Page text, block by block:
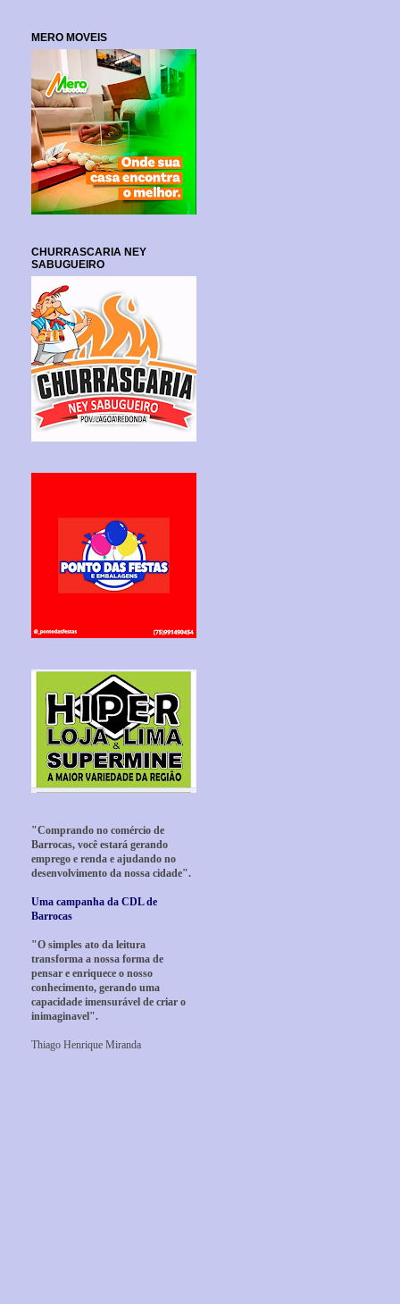
MERO MOVEIS
CHURRASCARIA NEY
SABUGUEIRO
"Comprando no comércio de
Barrocas, você estará gerando
emprego e renda e ajudando no
desenvolvimento da nossa cidade".
Uma campanha da CDL de
Barrocas
"O simples ato da leitura
transforma a nossa forma de
pensar e enriquece o nosso
conhecimento, gerando uma
capacidade imensurável de criar o
inimaginavel".
Thiago Henrique Miranda